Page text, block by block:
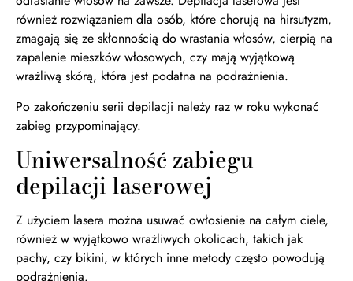
również rozwiązaniem dla osób, które chorują na hirsutyzm,
zmagają się ze skłonnością do wrastania włosów, cierpią na
zapalenie mieszków włosowych, czy mają wyjątkową
wrażliwą skórą, która jest podatna na podrażnienia.
Po zakończeniu serii depilacji należy raz w roku wykonać
zabieg przypominający.
Uniwersalność zabiegu
depilacji laserowej
Z użyciem lasera można usuwać owłosienie na całym ciele,
również w wyjątkowo wrażliwych okolicach, takich jak
pachy, czy bikini, w których inne metody często powodują
podrażnienia.